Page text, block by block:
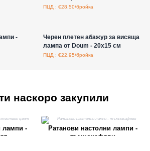
ПЦД : €28.50/бройка
-
Черен плетен абажур за висяща
лампа от Doum - 20x15 см
ПЦД : €22.95/бройка
наскоро закупили
лампи -
Ратанови настолни лампи -
тъмнокафяви